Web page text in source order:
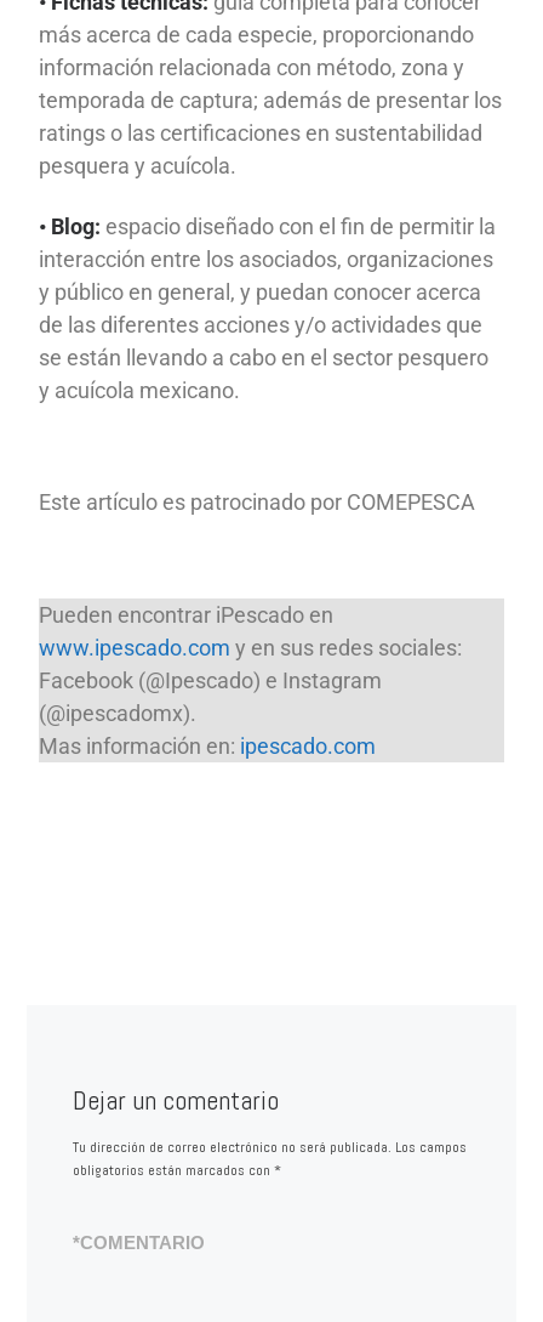
más acerca de cada especie, proporcionando
información relacionada con método, zona y
temporada de captura; además de presentar los
ratings o las certificaciones en sustentabilidad
pesquera y acuícola.
• Blog: espacio diseñado con el fin de permitir la
interacción entre los asociados, organizaciones
y público en general, y puedan conocer acerca
de las diferentes acciones y/o actividades que
se están llevando a cabo en el sector pesquero
y acuícola mexicano.
Este artículo es patrocinado por COMEPESCA
Pueden encontrar iPescado en
www.ipescado.com y en sus redes sociales:
Facebook (@Ipescado) e Instagram
(@ipescadomx).
Mas información en: ipescado.com
Dejar un comentario
Tu dirección de correo electrónico no será publicada. Los campos
obligatorios están marcados con *
COMENTARIO
*